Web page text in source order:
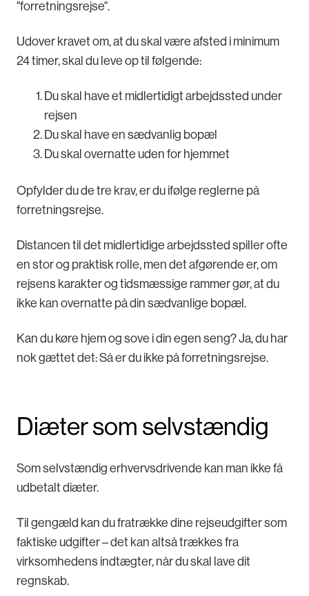
"forretningsrejse".
Udover kravet om, at du skal være afsted i minimum
24 timer, skal du leve op til følgende:
Du skal have et midlertidigt arbejdssted under
rejsen
Du skal have en sædvanlig bopæl
Du skal overnatte uden for hjemmet
Opfylder du de tre krav, er du ifølge reglerne på
forretningsrejse.
Distancen til det midlertidige arbejdssted spiller ofte
en stor og praktisk rolle, men det afgørende er, om
rejsens karakter og tidsmæssige rammer gør, at du
ikke kan overnatte på din sædvanlige bopæl.
Kan du køre hjem og sove i din egen seng? Ja, du har
nok gættet det: Så er du ikke på forretningsrejse.
Diæter som selvstændig
Som selvstændig erhvervsdrivende kan man ikke få
udbetalt diæter.
Til gengæld kan du fratrække dine rejseudgifter som
faktiske udgifter – det kan altså trækkes fra
virksomhedens indtægter, når du skal lave dit
regnskab.